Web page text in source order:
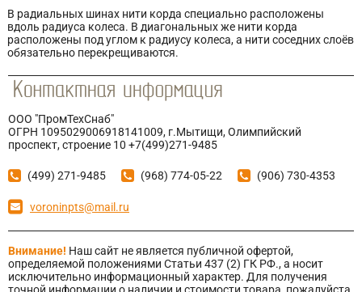
В радиальных шинах нити корда специально расположены
вдоль радиуса колеса. В диагональных же нити корда
расположены под углом к радиусу колеса, а нити соседних слоёв
обязательно перекрещиваются.
ООО "ПромТехСнаб"
ОГРН 1095029006918141009, г.Мытищи, Олимпийский
проспект, строение 10 +7(499)271-9485
(499) 271-9485 (968) 774-05-22 (906) 730-4353
voroninpts@mail.ru
Внимание! Наш сайт не является публичной офертой,
определяемой положениями Статьи 437 (2) ГК РФ., а носит
исключительно информационный характер. Для получения